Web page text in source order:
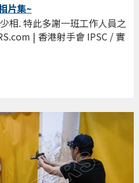
片集~
相. 特此多謝一班工作人員之
| 香港射手會 IPSC / 實